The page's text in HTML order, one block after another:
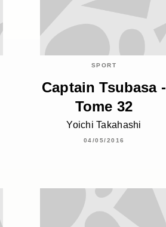
SPORT
Captain Tsubasa -
Tome 32
Yoichi Takahashi
04/05/2016